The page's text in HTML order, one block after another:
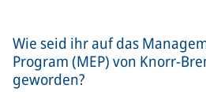
Wie seid ihr auf das
Program (MEP) von Knorr-
geworden?